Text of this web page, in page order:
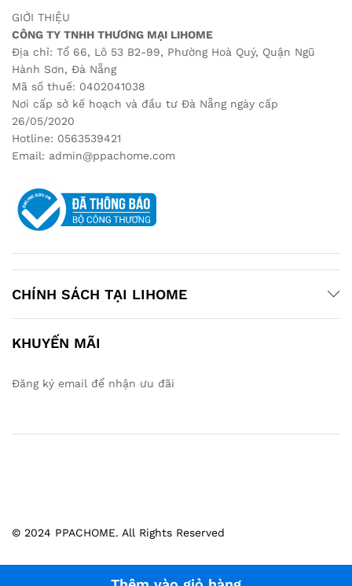
GIỚI THIỆU
CÔNG TY TNHH THƯƠNG MẠI LIHOME
Địa chỉ: Tổ 66, Lô 53 B2-99, Phường Hoà Quý, Quận Ngũ
Hành Sơn, Đà Nẵng
Mã số thuế: 0402041038
Nơi cấp sở kế hoạch và đầu tư Đà Nẵng ngày cấp
26/05/2020
Hotline: 0563539421
Email: admin@ppachome.com
CHÍNH SÁCH TẠI LIHOME
KHUYẾN MÃI
Đăng ký email để nhận ưu đãi
© 2024 PPACHOME. All Rights Reserved